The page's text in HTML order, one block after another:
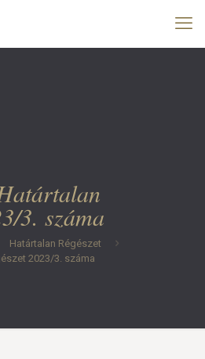
3. száma
Határtalan Régészet
2023/3. száma